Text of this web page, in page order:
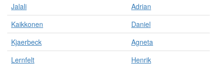
Jalali
Adrian
Kaikkonen
Daniel
Kjaerbeck
Agneta
Lernfelt
Henrik